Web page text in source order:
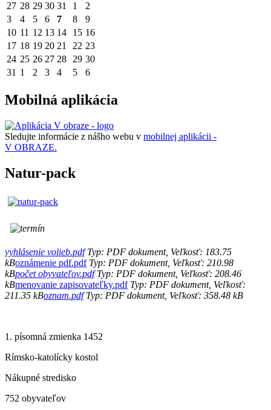
27 28 29 30 31 1
2
3
4 5 6 7 8
9
10 11 12 13 14 15 16
17 18 19 20 21 22 23
24 25 26 27 28 29 30
31 1 2 3 4 5 6
Mobilná aplikácia
Sledujte informácie z nášho webu v mobilnej aplikácii -
V OBRAZE.
Natur-pack
vyhlásenie volieb.pdfTyp: PDF dokument, Veľkosť: 183.75
kBoznámenie pdf.pdfTyp: PDF dokument, Veľkosť: 210.98
kBpočet obyvateľov.pdfTyp: PDF dokument, Veľkosť: 208.46
kBmenovanie zapisovateľky.pdfTyp: PDF dokument, Veľkosť:
211.35 kBoznam.pdfTyp: PDF dokument, Veľkosť: 358.48 kB
1. písomná zmienka 1452
Rímsko-katolícky kostol
Nákupné stredisko
752 obyvateľov